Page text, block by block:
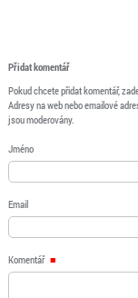
Přidat komentář
Pokud chcete přidat komentář,
Adresy na web nebo emailové
jsou moderovány.
Jméno
Email
Komentář